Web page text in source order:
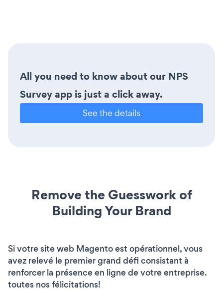
All you need to know about our NPS
Survey app is just a click away.
See the details
Remove the Guesswork of
Building Your Brand
Si votre site web Magento est opérationnel, vous
avez relevé le premier grand défi consistant à
renforcer la présence en ligne de votre entreprise.
toutes nos félicitations!